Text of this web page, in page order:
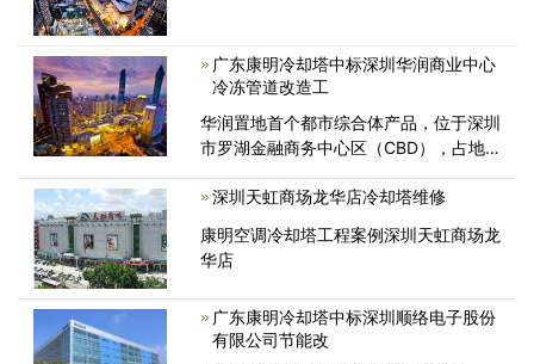
广东康明冷却塔中标深圳华润商业中心
冷冻管道改造工
华润置地首个都市综合体产品，位于深圳
市罗湖金融商务中心区（CBD），占地面
道、滨河大道及宝安南路围合而成，是集
零售、餐饮、娱乐、办公、酒店、
深圳天虹商场龙华店冷却塔维修
康明空调冷却塔工程案例深圳天虹商场龙
华店
广东康明冷却塔中标深圳顺络电子股份
有限公司节能改